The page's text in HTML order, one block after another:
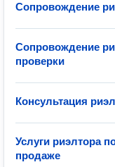
Сопровождение
Сопровождение
проверки
Консультация
Услуги риэлтора
продаже